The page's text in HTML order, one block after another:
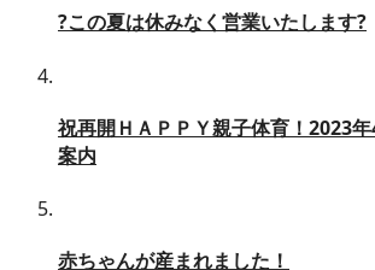
?この夏は休みなく営業いたします?
祝再開ＨＡＰＰＹ親子体育！2023
案内
赤ちゃんが産まれました！